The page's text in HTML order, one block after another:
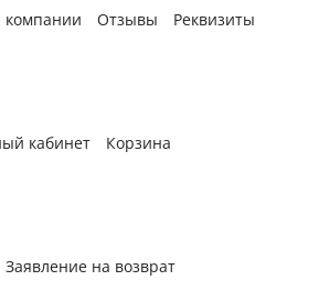
Отзывы
Реквизиты
кабинет
Корзина
Заявление на возврат